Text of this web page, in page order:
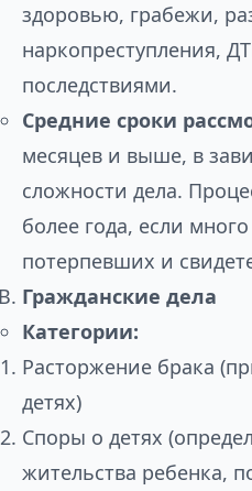
здоровью, грабежи,
наркопреступления,
последствиями.
Средние сроки
месяцев и выше, в
сложности дела.
более года, если
потерпевших и
Гражданские дела
Категории:
Расторжение брака
детях)
Споры о детях
жительства ребенка,